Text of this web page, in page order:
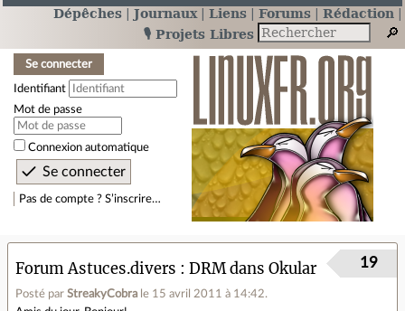
Dépêches Journaux Liens Forums
Rédaction
🎙️ Projets Libres
Se connecter
Identifiant
Mot de passe
Connexion automatique
Pas de compte ? S’inscrire…
Forum Astuces.divers DRM dans Okular
Posté par StreakyCobra le 15 avril 2011 à 14:42.
19